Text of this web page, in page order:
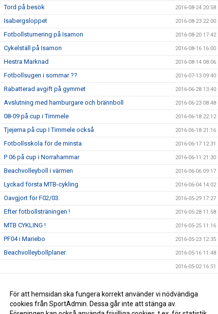
Tord på besök 2016-08-24 20:58
Isabergsloppet 2016-08-23 22:00
Fotbollsturnering på Isamon 2016-08-20 17:42
Cykelställ på Isamon 2016-08-16 16:00
Hestra Marknad 2016-08-14 08:06
Fotbollsugen i sommar ?? 2016-07-13 09:40
Rabatterad avgift på gymmet 2016-06-28 13:40
Avslutning med hamburgare och brännboll 2016-06-23 08:48
08-09 på cup i Timmele 2016-06-18 22:12
Tjejerna på cup I Timmele också 2016-06-18 21:16
Fotbollsskola för de minsta 2016-06-17 12:31
P 06 på cup i Norrahammar 2016-06-11 21:30
Beachvolleyboll i värmen 2016-06-06 09:17
Lyckad första MTB-cykling 2016-06-04 14:02
Oavgjort för F02/03. 2016-05-29 17:27
Efter fotbollsträningen ! 2016-05-28 11:58
MTB CYKLING ! 2016-05-25 11:16
PF04 i Mariebo 2016-05-23 12:35
Beachvolleybollplaner. 2016-05-16 11:48
2016-05-02 16:51
Hestra SSK med Shiffrin. 2015-11-05 18:30
Godmorgon alla Hssk fan. 2015-11-04 16:54
För att hemsidan ska fungera korrekt använder vi nödvändiga
cookies från SportAdmin. Dessa går inte att stänga av.